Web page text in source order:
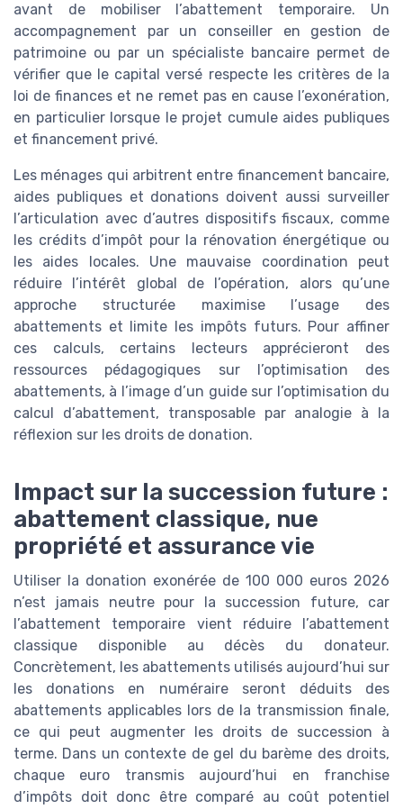
avant de mobiliser l’abattement temporaire. Un
accompagnement par un conseiller en gestion de
patrimoine ou par un spécialiste bancaire permet de
vérifier que le capital versé respecte les critères de la
loi de finances et ne remet pas en cause l’exonération,
en particulier lorsque le projet cumule aides publiques
et financement privé.
Les ménages qui arbitrent entre financement bancaire,
aides publiques et donations doivent aussi surveiller
l’articulation avec d’autres dispositifs fiscaux, comme
les crédits d’impôt pour la rénovation énergétique ou
les aides locales. Une mauvaise coordination peut
réduire l’intérêt global de l’opération, alors qu’une
approche structurée maximise l’usage des
abattements et limite les impôts futurs. Pour affiner
ces calculs, certains lecteurs apprécieront des
ressources pédagogiques sur l’optimisation des
abattements, à l’image d’un guide sur l’optimisation du
calcul d’abattement, transposable par analogie à la
réflexion sur les droits de donation.
Impact sur la succession future :
abattement classique, nue
propriété et assurance vie
Utiliser la donation exonérée de 100 000 euros 2026
n’est jamais neutre pour la succession future, car
l’abattement temporaire vient réduire l’abattement
classique disponible au décès du donateur.
Concrètement, les abattements utilisés aujourd’hui sur
les donations en numéraire seront déduits des
abattements applicables lors de la transmission finale,
ce qui peut augmenter les droits de succession à
terme. Dans un contexte de gel du barème des droits,
chaque euro transmis aujourd’hui en franchise
d’impôts doit donc être comparé au coût potentiel